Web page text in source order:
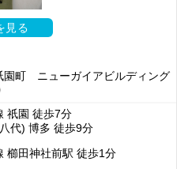
見る
園町 ニューガイアビルディング
祇園 徒歩7分
代) 博多 徒歩9分
櫛田神社前駅 徒歩1分